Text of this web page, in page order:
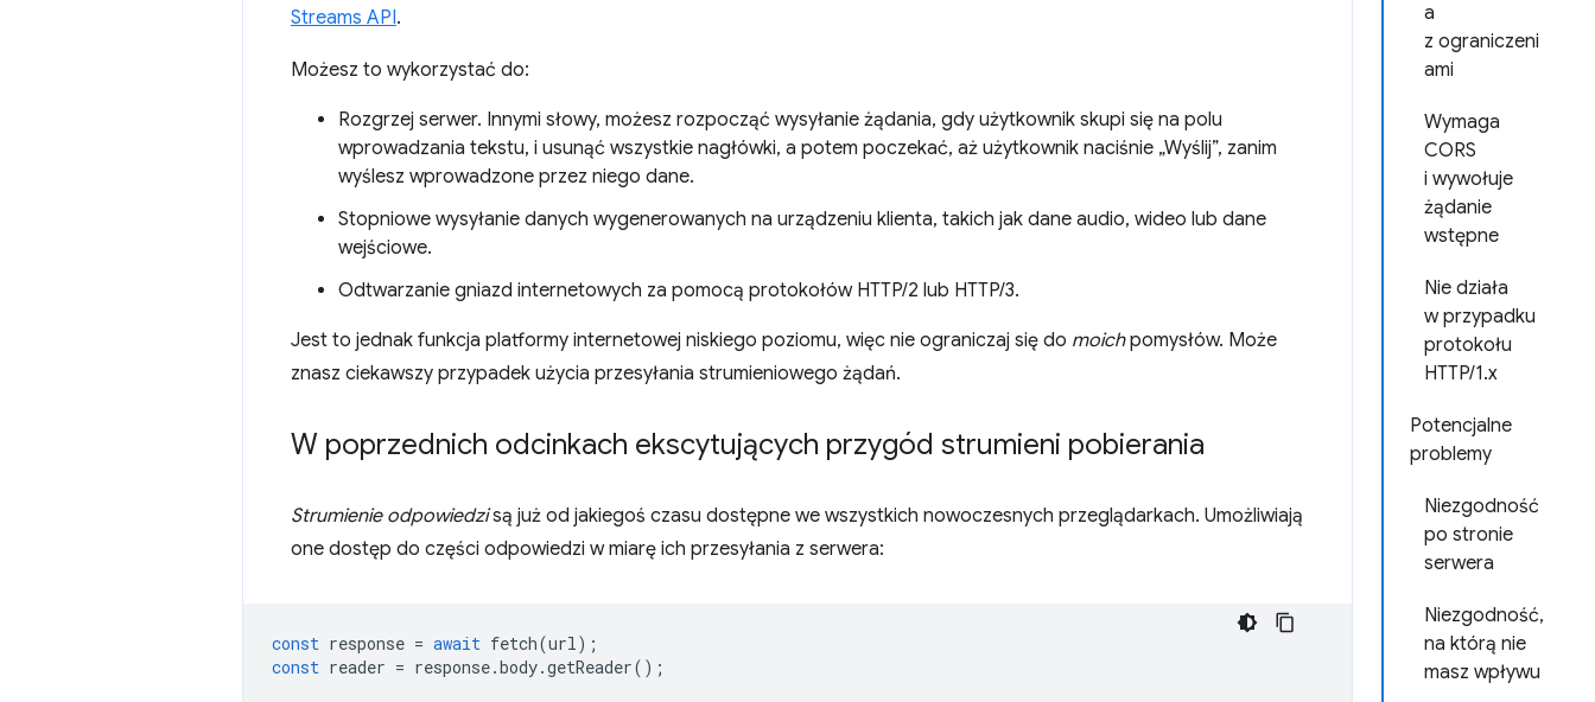
a
z ograniczeni
ami
Wymaga
CORS
i wywołuje
żądanie
wstępne
Nie działa
w przypadku
protokołu
HTTP/1.x
Potencjalne
problemy
Niezgodność
po stronie
serwera
Niezgodność,
na którą nie
masz wpływu
Streams API.
Możesz to wykorzystać do:
Rozgrzej serwer. Innymi słowy, możesz rozpocząć wysyłanie żądania, gdy użytkownik skupi się na polu
wprowadzania tekstu, i usunąć wszystkie nagłówki, a potem poczekać, aż użytkownik naciśnie „Wyślij”, zanim
wyślesz wprowadzone przez niego dane.
Stopniowe wysyłanie danych wygenerowanych na urządzeniu klienta, takich jak dane audio, wideo lub dane
wejściowe.
Odtwarzanie gniazd internetowych za pomocą protokołów HTTP/2 lub HTTP/3.
Jest to jednak funkcja platformy internetowej niskiego poziomu, więc nie ograniczaj się do moichpomysłów. Może
znasz ciekawszy przypadek użycia przesyłania strumieniowego żądań.
W poprzednich odcinkach ekscytujących przygód strumieni pobierania
Strumienie odpowiedzisą już od jakiegoś czasu dostępne we wszystkich nowoczesnych przeglądarkach. Umożliwiają
one dostęp do części odpowiedzi w miarę ich przesyłania z serwera:
const response = await fetch(url);
const reader = response.body.getReader();